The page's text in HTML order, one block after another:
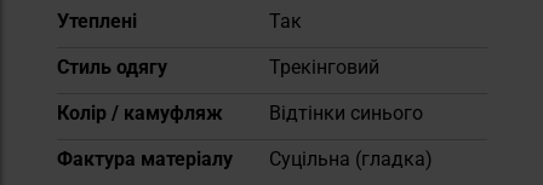
Докладніше
Утеплені
Так
Стиль одягу
Трекінговий
Колір / камуфляж
Відтінки синього
Фактура матеріалу
Суцільна (гладка)